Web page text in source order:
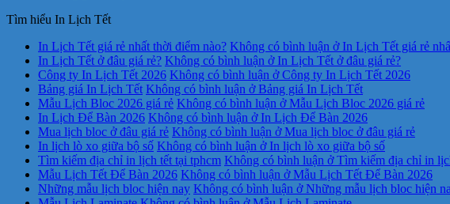
Tìm hiểu In Lịch Tết
In Lịch Tết giá rẻ nhất thời điểm nào? Không có bình luận ở In Lịch Tết giá rẻ
In Lịch Tết ở đâu giá rẻ? Không có bình luận ở In Lịch Tết ở đâu giá rẻ?
Công ty In Lịch Tết 2026 Không có bình luận ở Công ty In Lịch Tết 2026
Bảng giá In Lịch Tết Không có bình luận ở Bảng giá In Lịch Tết
Mẫu Lịch Bloc 2026 giá rẻ Không có bình luận ở Mẫu Lịch Bloc 2026 giá rẻ
In Lịch Để Bàn 2026 Không có bình luận ở In Lịch Để Bàn 2026
Mua lịch bloc ở đâu giá rẻ Không có bình luận ở Mua lịch bloc ở đâu giá rẻ
In lịch lò xo giữa bộ số Không có bình luận ở In lịch lò xo giữa bộ số
Tìm kiếm địa chỉ in lịch tết tại tphcm Không có bình luận ở Tìm kiếm địa chỉ in
Mẫu Lịch Tết Để Bàn 2026 Không có bình luận ở Mẫu Lịch Tết Để Bàn 2026
Những mẫu lịch bloc hiện nay Không có bình luận ở Những mẫu lịch bloc hiện